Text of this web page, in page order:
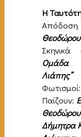
Η
Απόδοση
Θεοδώρου
Ομάδα
Λιάπης”
Φωτισμοί:
Παίζουν:
Δήμητρα